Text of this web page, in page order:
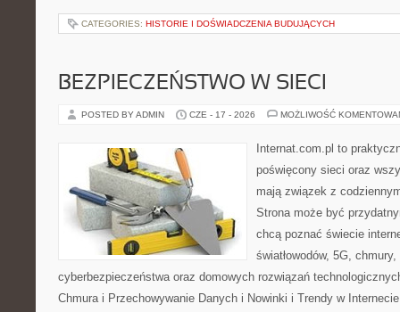
CATEGORIES: HISTORIE I DOŚWIADCZENIA BUDUJĄCYCH
BEZPIECZEŃSTWO W SIECI
POSTED BY ADMIN CZE - 17 - 2026 MOŻLIWOŚĆ
Internat.com.pl to
poświęcony sieci oraz
mają związek z
Strona może być
chcą poznać świecie
światłowodów, 5G,
cyberbezpieczeństwa oraz domowych rozwiązań
Chmura i Przechowywanie Danych i Nowinki i Trendy w